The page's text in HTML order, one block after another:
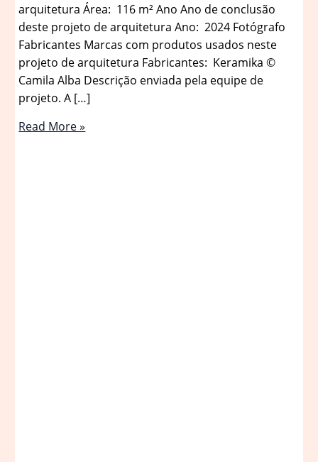
arquitetura Área: 116 m² Ano Ano de conclusão
deste projeto de arquitetura Ano: 2024 Fotógrafo
Fabricantes Marcas com produtos usados neste
projeto de arquitetura Fabricantes: Keramika ©
Camila Alba Descrição enviada pela equipe de
projeto. A […]
Apartamento
Read More »